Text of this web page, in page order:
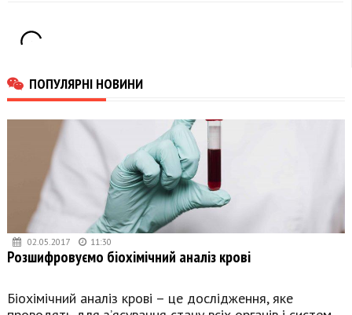
ПОПУЛЯРНІ НОВИНИ
02.05.2017 11:30
Розшифровуємо біохімічний аналіз крові
Біохімічний аналіз крові – це дослідження, яке